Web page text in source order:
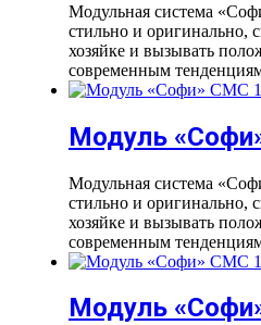
Модульная система
стильно и оригинально,
хозяйке и вызывать
современным
Модуль
Модульная система
стильно и оригинально,
хозяйке и вызывать
современным
Модуль